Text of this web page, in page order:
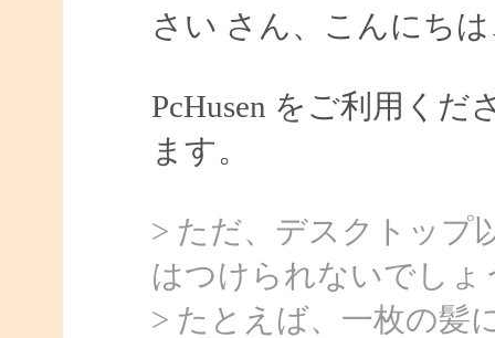
さい さん、こんにちは
PcHusen をご利用く
ます。
> ただ、デスクトップ
はつけられないでしょ
> たとえば、一枚の髪